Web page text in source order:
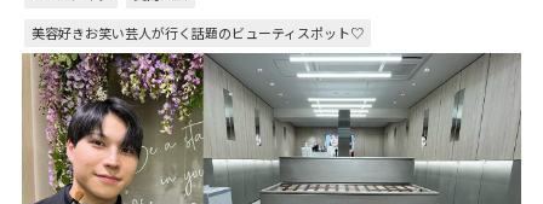
美容好きお笑い芸人が行く話題のビューティスポット♡